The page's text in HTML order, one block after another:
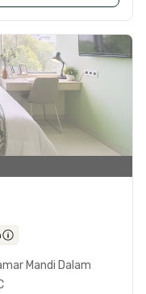
Mandi Dalam